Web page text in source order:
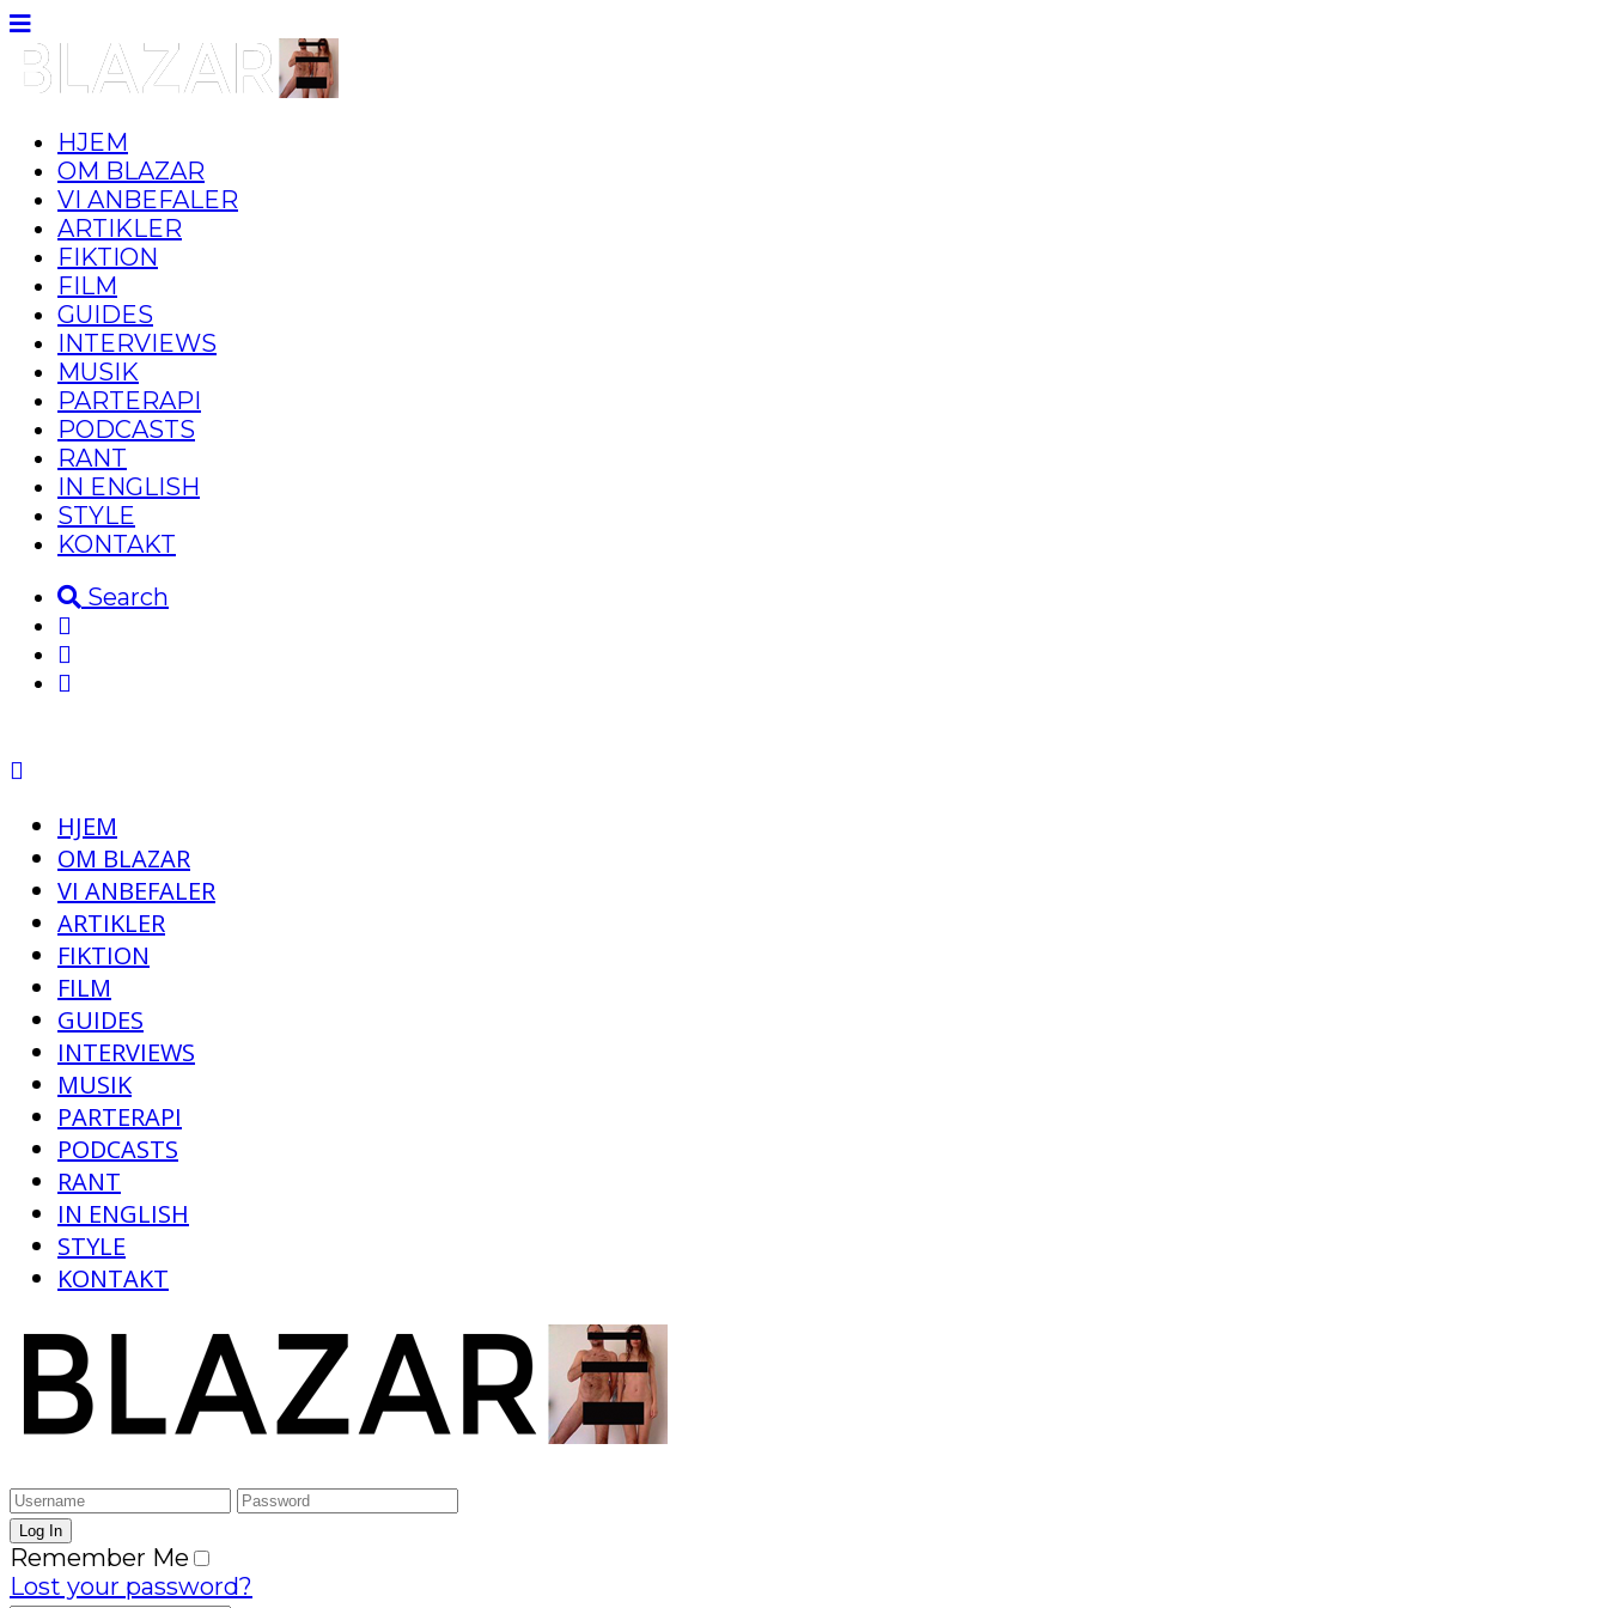
HJEM
OM BLAZAR
VI ANBEFALER
ARTIKLER
FIKTION
FILM
GUIDES
INTERVIEWS
MUSIK
PARTERAPI
PODCASTS
RANT
IN ENGLISH
STYLE
KONTAKT
Search
HJEM
OM BLAZAR
VI ANBEFALER
ARTIKLER
FIKTION
FILM
GUIDES
INTERVIEWS
MUSIK
PARTERAPI
PODCASTS
RANT
IN ENGLISH
STYLE
KONTAKT
Remember Me
Lost your password?